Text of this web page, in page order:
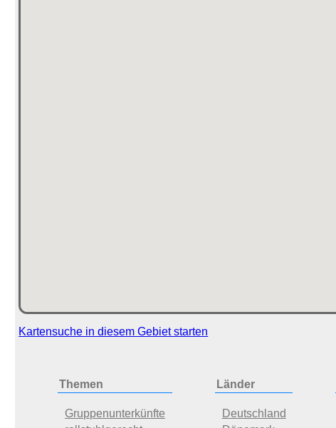
Kartensuche in diesem Gebiet starten
Themen
Gruppenunterkünfte
Länder
Deutschland